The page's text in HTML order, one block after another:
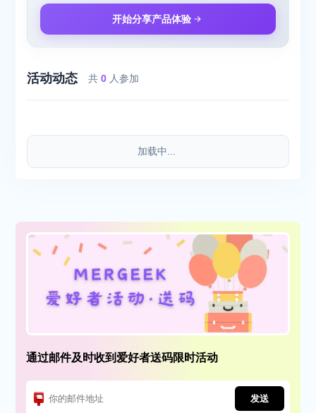
开始分享产品体验
活动动态 共0 人参加
加载中...
通过邮件及时收到爱好者送码限时活动
发送